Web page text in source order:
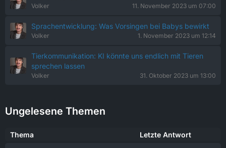
Volker 11. November 2023 um 07:00
Sprachentwicklung: Was Vorsingen bei Babys bewirkt
Volker 1. November 2023 um 12:14
Tierkommunikation: KI könnte uns endlich mit Tieren
sprechen lassen
Volker 31. Oktober 2023 um 13:00
Ungelesene Themen
Thema Letzte Antwort